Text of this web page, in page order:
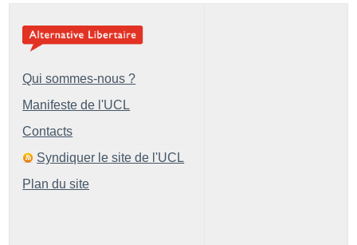
Qui sommes-nous ?
Manifeste de l'UCL
Contacts
Syndiquer le site de l'UCL
Plan du site